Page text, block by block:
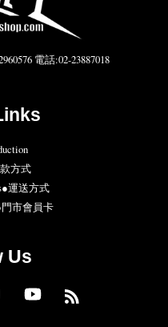
電話:02-23887018
方式
運送方式
門市會員卡
Us
Instagram YouTube